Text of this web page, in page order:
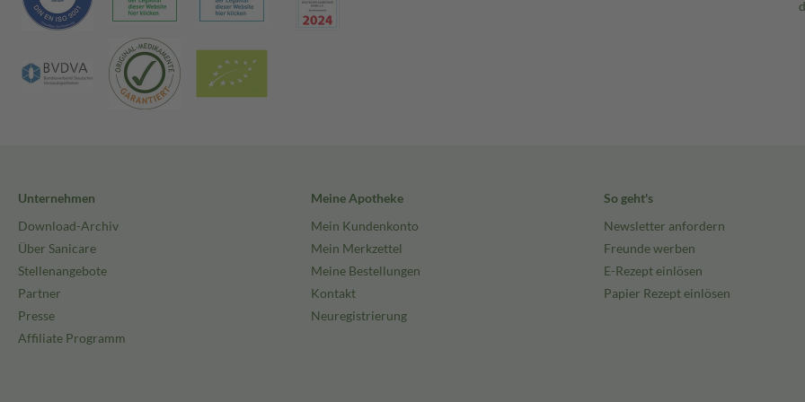
Unternehmen
Download-Archiv
Über Sanicare
Stellenangebote
Partner
Presse
Affiliate Programm
Meine Apotheke
Mein Kundenkonto
Mein Merkzettel
Meine Bestellungen
Kontakt
Neuregistrierung
So geht's
Newsletter anfordern
Freunde werben
E-Rezept einlösen
Papier Rezept einlösen